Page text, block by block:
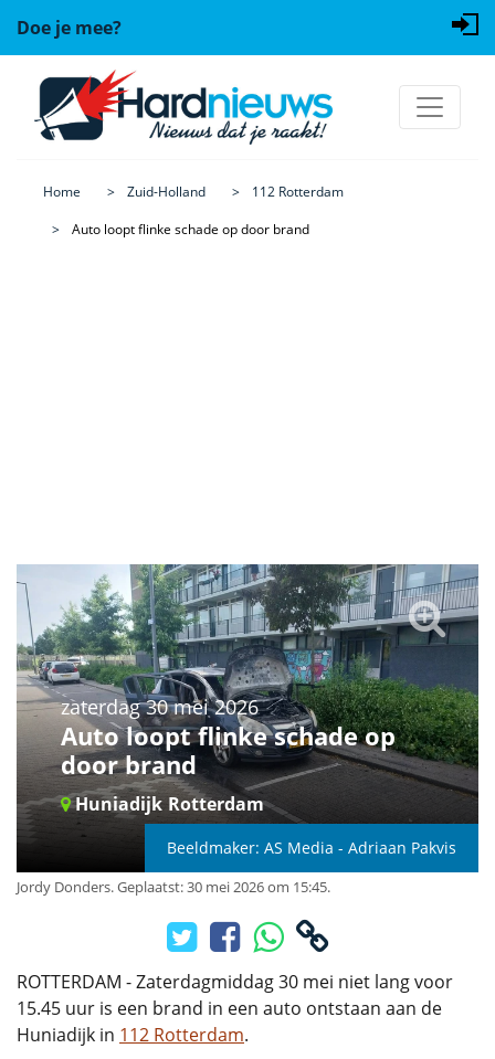
Doe je mee?
Home Zuid-Holland
112 Rotterdam
Auto loopt flinke schade op door brand
zaterdag 30 mei 2026
Auto loopt flinke schade op
door brand
Huniadijk Rotterdam
Beeldmaker: AS Media - Adriaan Pakvis
Jordy Donders.Geplaatst: 30 mei 2026 om 15:45.
ROTTERDAM - Zaterdagmiddag 30 mei niet lang voor
15.45 uur is een brand in een auto ontstaan aan de
Huniadijk in 112 Rotterdam.